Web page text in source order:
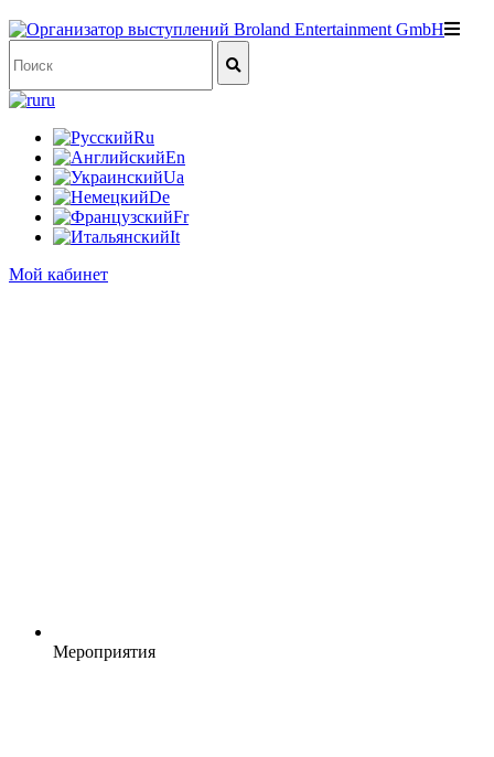
ru
Ru
En
Ua
De
Fr
It
Мой кабинет
Мероприятия